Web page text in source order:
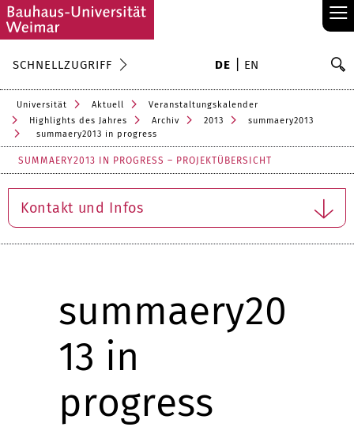
≡
SCHNELLZUGRIFF DE EN
Universität Aktuell
Veranstaltungskalender
Highlights des Jahres
Archiv 2013
summaery2013
summaery2013 in progress
SUMMAERY2013 IN PROGRESS – PROJEKTÜBERSICHT
Kontakt und Infos
summaery20
13 in
progress